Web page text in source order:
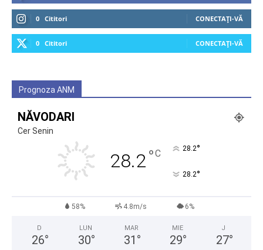
0 Cititori CONECTAȚI-VĂ
0 Cititori CONECTAȚI-VĂ
Prognoza ANM
NĂVODARI
Cer Senin
28.2°C 28.2°
28.2°
58% 4.8m/s 6%
D
26°
LUN
30°
MAR
31 °
MIE
29°
J
27°